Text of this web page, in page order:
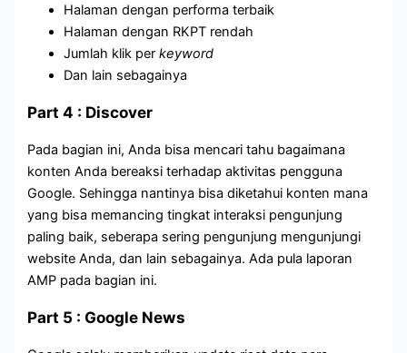
Halaman dengan performa terbaik
Halaman dengan RKPT rendah
Jumlah klik perkeyword
Dan lain sebagainya
Part 4 : Discover
Pada bagian ini, Anda bisa mencari tahu bagaimana
konten Anda bereaksi terhadap aktivitas pengguna
Google. Sehingga nantinya bisa diketahui konten mana
yang bisa memancing tingkat interaksi pengunjung
paling baik, seberapa sering pengunjung mengunjungi
website Anda, dan lain sebagainya. Ada pula laporan
AMP pada bagian ini.
Part 5 : Google News